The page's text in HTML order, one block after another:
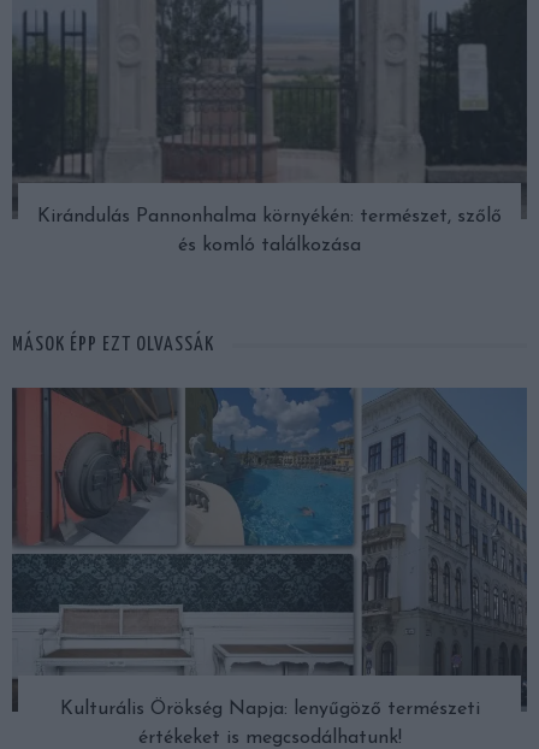
Kirándulás Pannonhalma környékén: természet, szőlő
és komló találkozása
MÁSOK ÉPP EZT OLVASSÁK
Kulturális Örökség Napja: lenyűgöző természeti
értékeket is megcsodálhatunk!